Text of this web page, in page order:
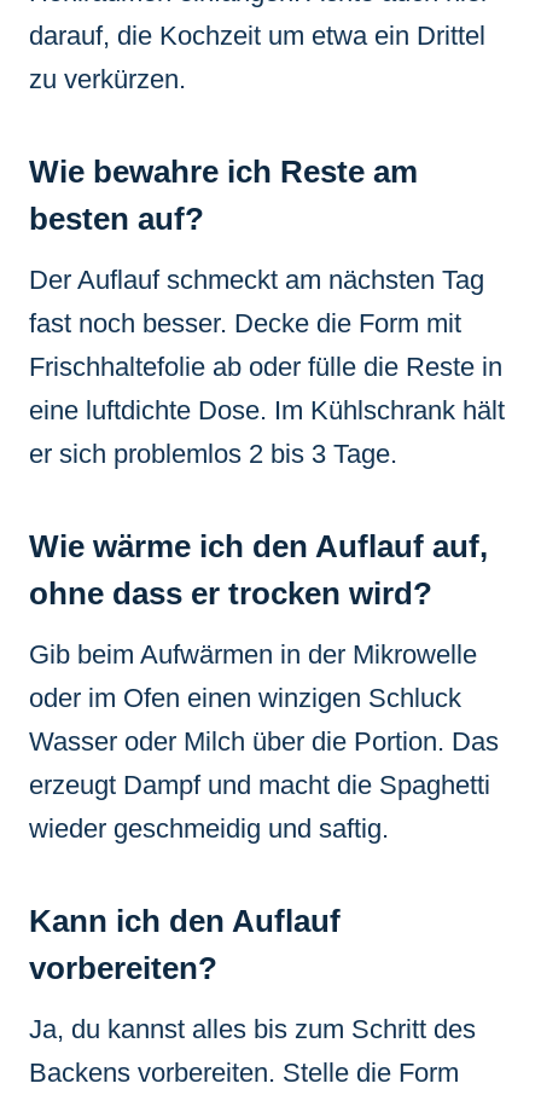
darauf, die Kochzeit um etwa ein Drittel
zu verkürzen.
Wie bewahre ich Reste am
besten auf?
Der Auflauf schmeckt am nächsten Tag
fast noch besser. Decke die Form mit
Frischhaltefolie ab oder fülle die Reste in
eine luftdichte Dose. Im Kühlschrank hält
er sich problemlos 2 bis 3 Tage.
Wie wärme ich den Auflauf auf,
ohne dass er trocken wird?
Gib beim Aufwärmen in der Mikrowelle
oder im Ofen einen winzigen Schluck
Wasser oder Milch über die Portion. Das
erzeugt Dampf und macht die Spaghetti
wieder geschmeidig und saftig.
Kann ich den Auflauf
vorbereiten?
Ja, du kannst alles bis zum Schritt des
Backens vorbereiten. Stelle die Form